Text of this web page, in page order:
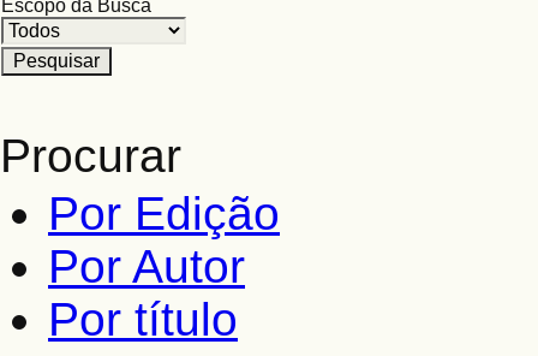
Escopo da Busca
Procurar
Por Edição
Por Autor
Por título